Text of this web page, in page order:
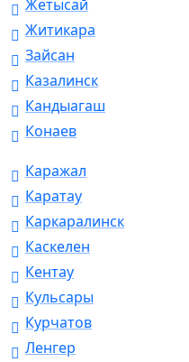
Жетысай
Житикара
Зайсан
Казалинск
Кандыагаш
Конаев
Каражал
Каратау
Каркаралинск
Каскелен
Кентау
Кульсары
Курчатов
Ленгер